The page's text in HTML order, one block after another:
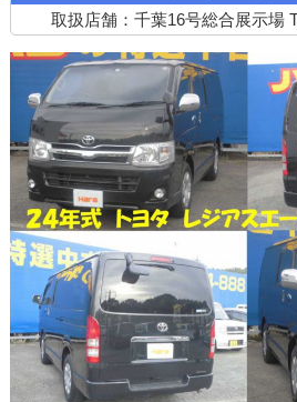
取扱店舗：千葉16号総合展示場